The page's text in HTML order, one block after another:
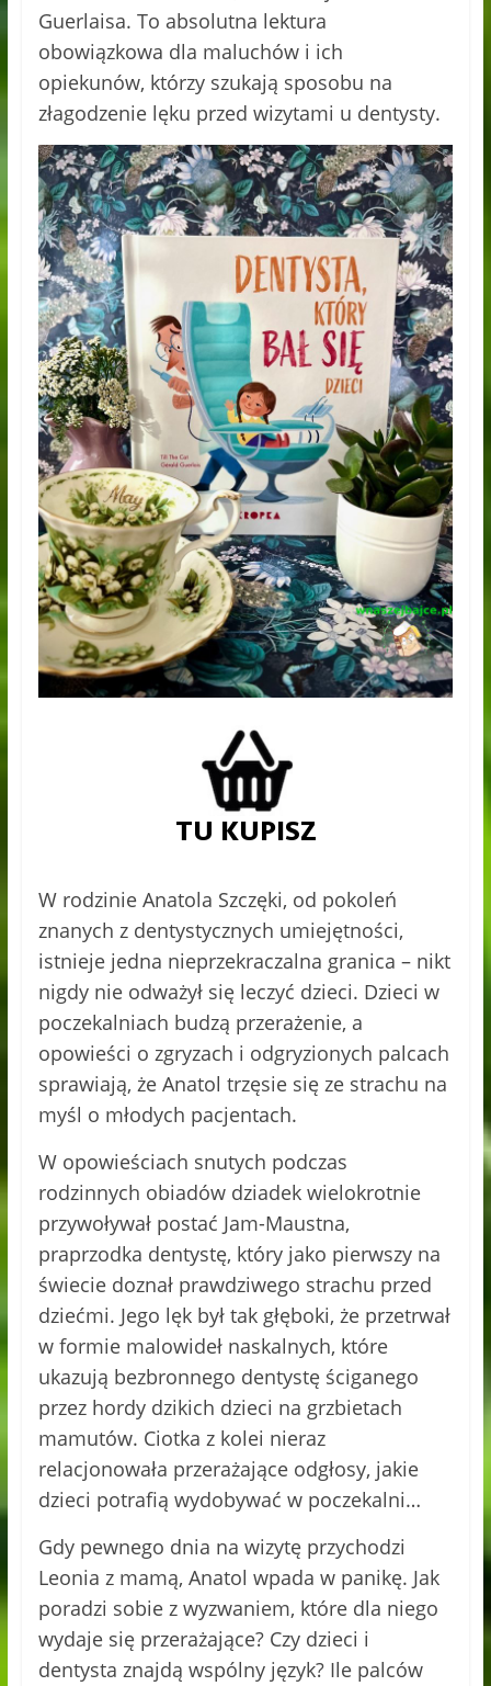
Guerlaisa. To absolutna lektura
obowiązkowa dla maluchów i ich
opiekunów, którzy szukają sposobu na
złagodzenie lęku przed wizytami u dentysty.
W rodzinie Anatola Szczęki, od pokoleń
znanych z dentystycznych umiejętności,
istnieje jedna nieprzekraczalna granica – nikt
nigdy nie odważył się leczyć dzieci. Dzieci w
poczekalniach budzą przerażenie, a
opowieści o zgryzach i odgryzionych palcach
sprawiają, że Anatol trzęsie się ze strachu na
myśl o młodych pacjentach.
W opowieściach snutych podczas
rodzinnych obiadów dziadek wielokrotnie
przywoływał postać Jam-Maustna,
praprzodka dentystę, który jako pierwszy na
świecie doznał prawdziwego strachu przed
dziećmi. Jego lęk był tak głęboki, że przetrwał
w formie malowideł naskalnych, które
ukazują bezbronnego dentystę ściganego
przez hordy dzikich dzieci na grzbietach
mamutów. Ciotka z kolei nieraz
relacjonowała przerażające odgłosy, jakie
dzieci potrafią wydobywać w poczekalni…
Gdy pewnego dnia na wizytę przychodzi
Leonia z mamą, Anatol wpada w panikę. Jak
poradzi sobie z wyzwaniem, które dla niego
wydaje się przerażające? Czy dzieci i
dentysta znajdą wspólny język? Ile palców